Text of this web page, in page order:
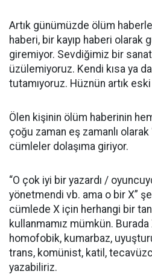
Artık günümüzde ölüm
haberi, bir kayıp haberi olarak
giremiyor. Sevdiğimiz bir
üzülemiyoruz. Kendi kısa ya da
tutamıyoruz. Hüznün artık eski
Ölen kişinin ölüm haberinin
çoğu zaman eş zamanlı olarak
cümleler dolaşıma giriyor.
“O çok iyi bir yazardı /
yönetmendi vb. ama o bir X”
cümlede X için herhangi bir
kullanmamız mümkün. Burada
homofobik, kumarbaz,
trans, komünist, katil,
yazabiliriz.